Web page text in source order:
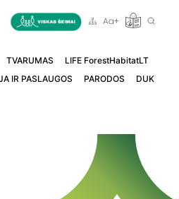
TVARUMAS
LIFE ForestHabitatLT
IR PASLAUGOS PARODOS DUK